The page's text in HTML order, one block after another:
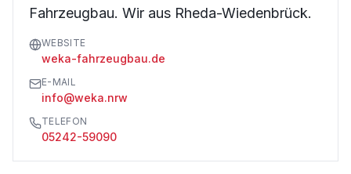
Fahrzeugbau. Wir aus Rheda-Wiedenbrück.
WEBSITE
weka-fahrzeugbau.de
E-MAIL
info@weka.nrw
TELEFON
05242-59090